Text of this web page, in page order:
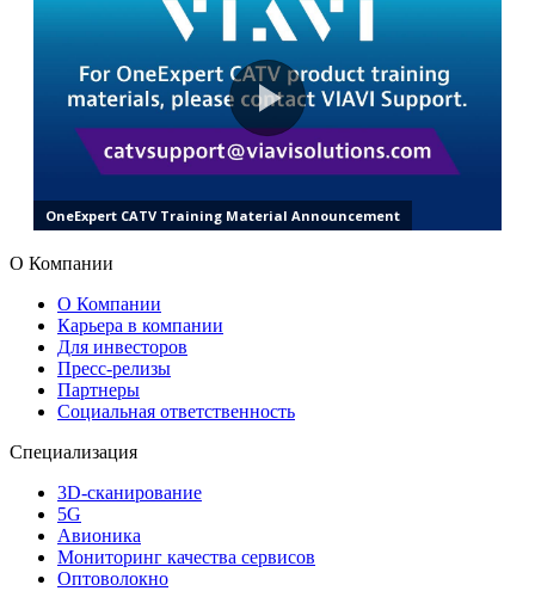
О Компании
О Компании
Карьера в компании
Для инвесторов
Пресс-релизы
Партнеры
Социальная ответственность
Специализация
3D-сканирование
5G
Авионика
Мониторинг качества сервисов
Оптоволокно